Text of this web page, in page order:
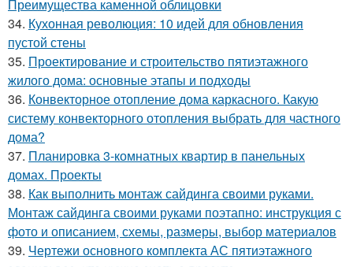
Преимущества каменной облицовки
34. Кухонная революция: 10 идей для обновления
пустой стены
35. Проектирование и строительство пятиэтажного
жилого дома: основные этапы и подходы
36. Конвекторное отопление дома каркасного. Какую
систему конвекторного отопления выбрать для частного
дома?
37. Планировка 3-комнатных квартир в панельных
домах. Проекты
38. Как выполнить монтаж сайдинга своими руками.
Монтаж сайдинга своими руками поэтапно: инструкция с
фото и описанием, схемы, размеры, выбор материалов
39. Чертежи основного комплекта АС пятиэтажного